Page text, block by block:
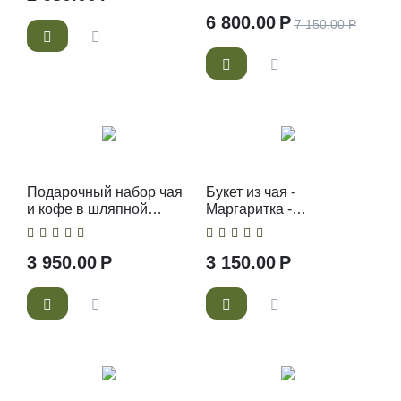
России. Порадуйте близких вам людей необычным
чайным набором.
6 800.00 Р 7 150.00 Р
Подарочный набор чая
и кофе в шляпной
коробке
3 950.00 Р
Букет из чая -
Маргаритка -
Подарочный набор
3 150.00 Р